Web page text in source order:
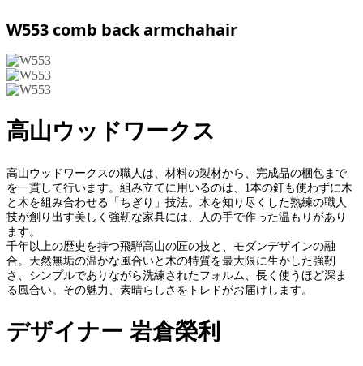
W553 comb back armchahair
高山ウッドワークス
高山ウッドワークスの職人は、材料の製材から、完成品の梱包まで
を一貫して行います。組み立てに用いるのは、1本の釘も使わずに木
と木を組み合わせる「ちぎり」技法。木を知り尽くした熟練の職人
技が創り出す美しく強靭な家具には、人の手で作った温もりがあり
ます。
千年以上の歴史を持つ飛騨高山の匠の技と、モダンデザインの融
合。天然無垢の温かな風合いと木の特質を最大限に生かした強靭
さ、シンプルでありながら洗練されたフォルム、長く使うほど深ま
る風合い。その魅力、素晴らしさをトレドがお届けします。
デザイナー 岩倉榮利